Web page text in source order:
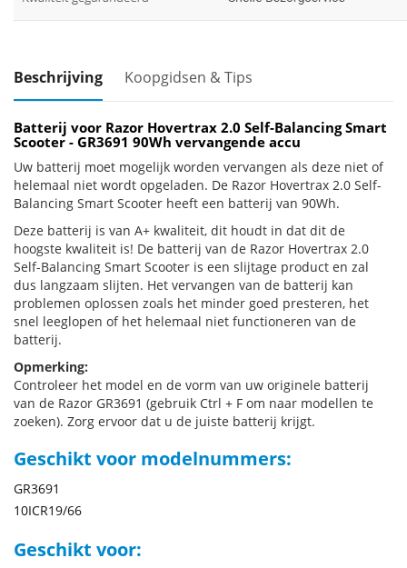
Beschrijving Koopgidsen & Tips
Batterij voor Razor Hovertrax 2.0 Self-Balancing Smart
Scooter - GR3691 90Wh vervangende accu
Uw batterij moet mogelijk worden vervangen als deze niet of
helemaal niet wordt opgeladen. De Razor Hovertrax 2.0 Self-
Balancing Smart Scooter heeft een batterij van 90Wh.
Deze batterij is van A+ kwaliteit, dit houdt in dat dit de
hoogste kwaliteit is! De batterij van de Razor Hovertrax 2.0
Self-Balancing Smart Scooter is een slijtage product en zal
dus langzaam slijten. Het vervangen van de batterij kan
problemen oplossen zoals het minder goed presteren, het
snel leeglopen of het helemaal niet functioneren van de
batterij.
Opmerking:
Controleer het model en de vorm van uw originele batterij
van de Razor GR3691 (gebruik Ctrl + F om naar modellen te
zoeken). Zorg ervoor dat u de juiste batterij krijgt.
Geschikt voor modelnummers:
GR3691
10ICR19/66
Geschikt voor: